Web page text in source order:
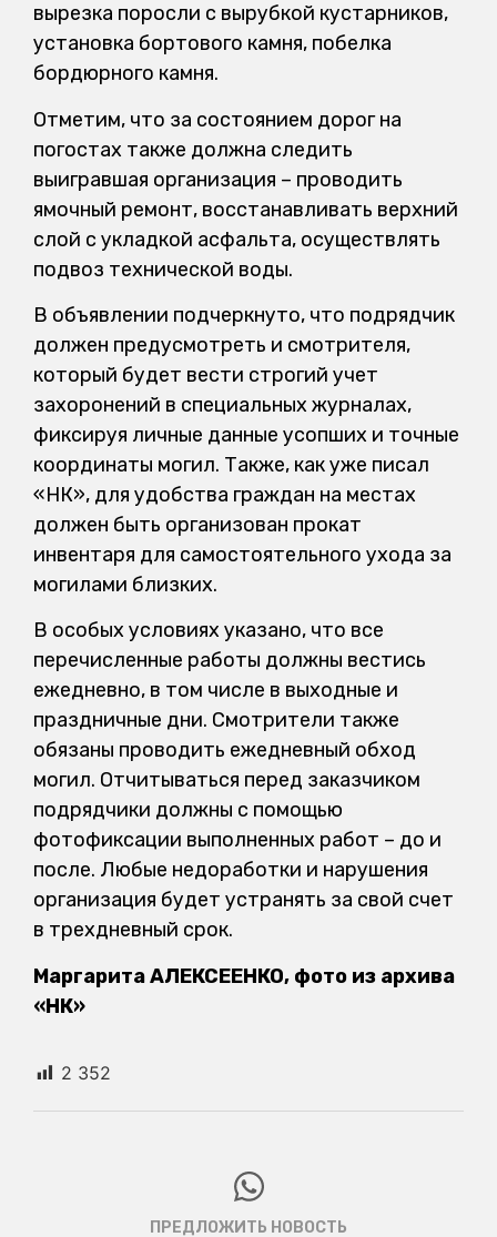
вырезка поросли с вырубкой кустарников,
установка бортового камня, побелка
бордюрного камня.
Отметим, что за состоянием дорог на
погостах также должна следить
выигравшая организация – проводить
ямочный ремонт, восстанавливать верхний
слой с укладкой асфальта, осуществлять
подвоз технической воды.
В объявлении подчеркнуто, что подрядчик
должен предусмотреть и смотрителя,
который будет вести строгий учет
захоронений в специальных журналах,
фиксируя личные данные усопших и точные
координаты могил. Также, как уже писал
«НК», для удобства граждан на местах
должен быть организован прокат
инвентаря для самостоятельного ухода за
могилами близких.
В особых условиях указано, что все
перечисленные работы должны вестись
ежедневно, в том числе в выходные и
праздничные дни. Смотрители также
обязаны проводить ежедневный обход
могил. Отчитываться перед заказчиком
подрядчики должны с помощью
фотофиксации выполненных работ – до и
после. Любые недоработки и нарушения
организация будет устранять за свой счет
в трехдневный срок.
Маргарита АЛЕКСЕЕНКО, фото из архива
«НК»
2 352
ПРЕДЛОЖИТЬ НОВОСТЬ